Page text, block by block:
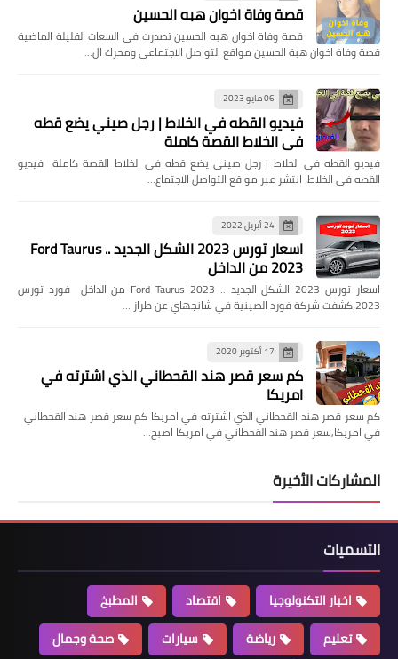
قصة وفاة اخوان هبه الحسين
قصة وفاة اخوان هبه الحسين تصدرت في السعات القليلة الماضية
قصة وفاة اخوان هبة الحسين مواقع التواصل الاجتماعي ومحرك ال…
06 مايو 2023
فيديو القطه في الخلاط | رجل صيني يضع قطه
في الخلاط القصة كاملة
فيديو القطه في الخلاط | رجل صيني يضع قطه في الخلاط القصة كاملة فيديو
القطه في الخلاط، انتشر عبر مواقع التواصل الاجتماع…
24 أبريل 2022
اسعار تورس 2023 الشكل الجديد .. Ford Taurus
2023 من الداخل
اسعار تورس 2023 الشكل الجديد .. Ford Taurus 2023 من الداخل فورد تورس
2023،كشفت شركة فورد الصينية في شانجهاي عن طراز …
17 أكتوبر 2020
كم سعر قصر هند القحطاني الذي اشترته في
امريكا
كم سعر قصر هند القحطاني الذي اشترته في امريكا كم سعر قصر هند القحطاني
في امريكا,سعر قصر هند القحطاني في امريكا اصبح…
المشاركات الأخيرة
التسميات
اخبار التكنولوجيا اقتصاد
المطبخ
تعليم
رياضة سيارات
صحة وجمال